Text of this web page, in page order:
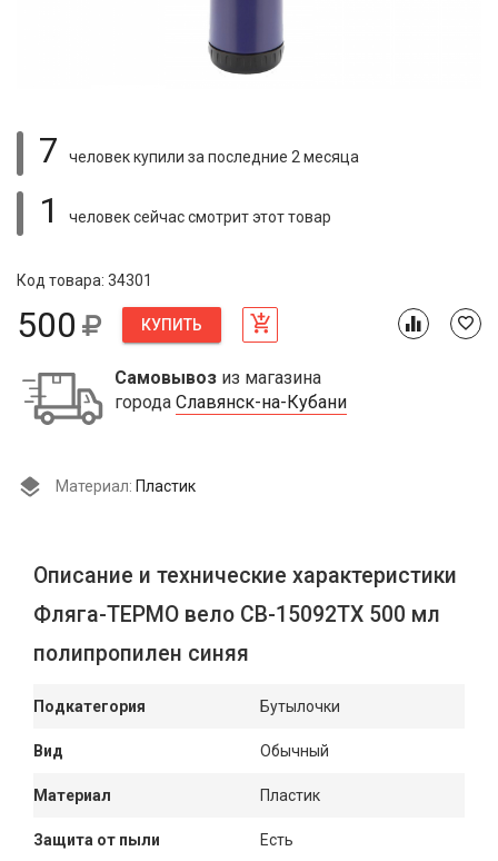
7 человек купили за последние 2 месяца
1 человек сейчас смотритэтот товар
Код товара: 34301
500 КУПИТЬ
Самовывоз из магазина
города Славянск-на-Кубани
Материал: Пластик
Описание и технические характеристики
Фляга-ТЕРМО вело СВ-15092ТХ 500 мл
полипропилен синяя
Подкатегория Бутылочки
Вид Обычный
Материал Пластик
Защита от пыли Есть